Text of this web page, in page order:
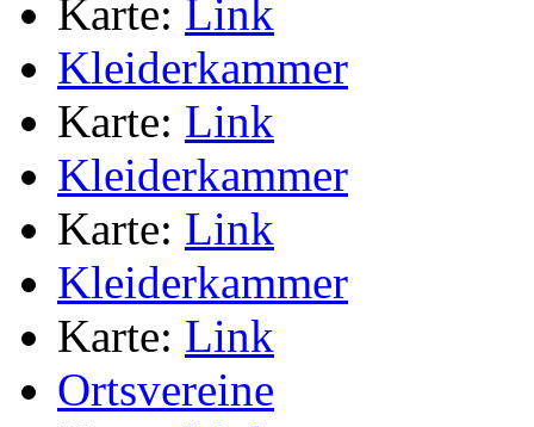
Karte: Link
Kleiderkammer
Karte: Link
Kleiderkammer
Karte: Link
Kleiderkammer
Karte: Link
Ortsvereine